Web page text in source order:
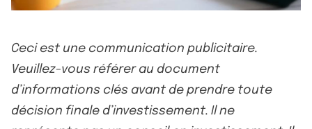
Ceci est une communication publicitaire.
Veuillez-vous référer au document
d’informations clés avant de prendre toute
décision finale d’investissement. Il ne